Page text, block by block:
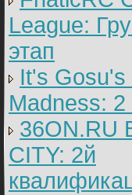
League:
этап
It's Gosu's
Madness: 2
36ON.RU
CITY: 2й